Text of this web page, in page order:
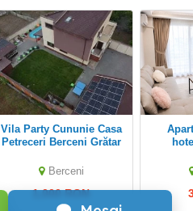
Vila Party Cununie Casa
Petreceri Berceni Grătar
Majorat Sauna Nunta
Berceni
1,000 RON
Apartament regim